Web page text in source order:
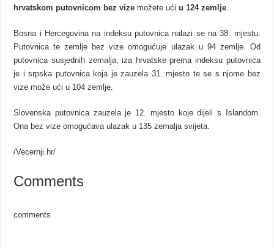
hrvatskom putovnicom bez vize možete ućiu 124 zemlje.
Bosna i Hercegovina na indeksu putovnica nalazi se na 38. mjestu.
Putovnica te zemlje bez vize omogućuje ulazak u 94 zemlje. Od
putovnica susjednih zemalja, iza hrvatske prema indeksu putovnica
je i srpska putovnica koja je zauzela 31. mjesto te se s njome bez
vize može ući u 104 zemlje.
Slovenska putovnica zauzela je 12. mjesto koje dijeli s Islandom.
Ona bez vize omogućava ulazak u 135 zemalja svijeta.
/Vecernji.hr/
Comments
comments